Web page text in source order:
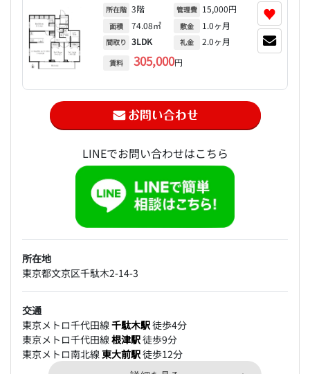
所在階 3階
面積 74.08㎡
間取り 3LDK
賃料 305,000円
管理費 15,000円
敷金 1.0ヶ月
礼金 2.0ヶ月
♥
LINEでお問い合わせはこちら
所在地
東京都文京区千駄木2-14-3
交通
東京メトロ千代田線千駄木駅徒歩4分
東京メトロ千代田線根津駅徒歩9分
東京メトロ南北線 東大前駅徒歩12分